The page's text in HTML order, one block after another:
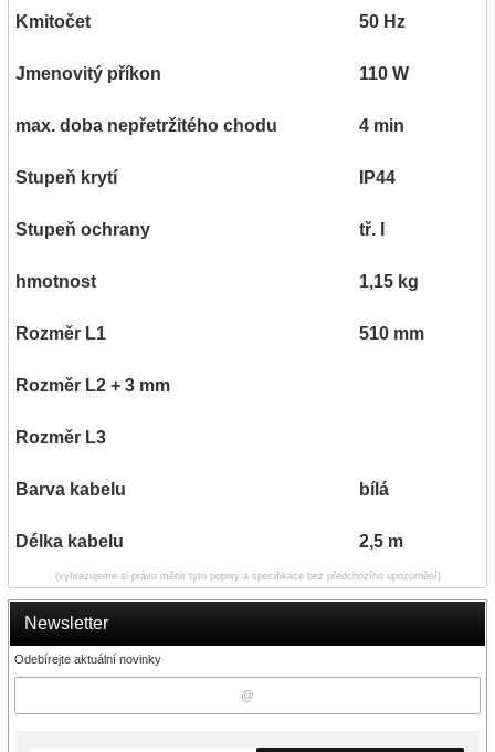
Newsletter
Odebírejte aktuální novinky
Kmitočet 50 Hz
Jmenovitý příkon 110 W
max. doba nepřetržitého chodu 4 min
Stupeň krytí IP44
Stupeň ochrany tř. I
hmotnost 1,15 kg
Rozměr L1 510 mm
Rozměr L2 + 3 mm
Rozměr L3
Barva kabelu bílá
Délka kabelu 2,5 m
(vyhrazujeme si právo měnit tyto popisy a specifikace bez předchozího upozornění)